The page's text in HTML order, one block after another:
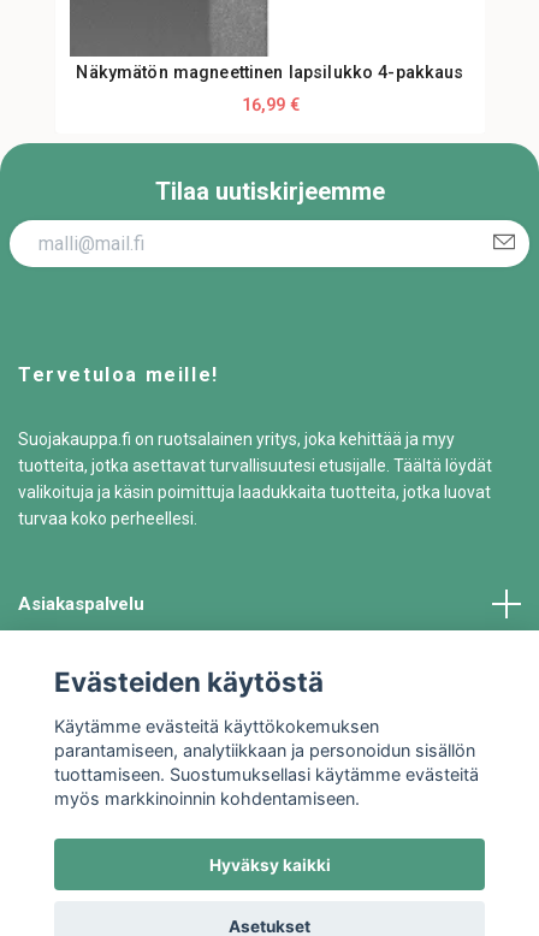
Näkymätön magneettinen lapsilukko 4-pakkaus
16,99 €
Tilaa uutiskirjeemme
Tervetuloa meille!
Suojakauppa.fi on ruotsalainen yritys, joka kehittää ja myy
tuotteita, jotka asettavat turvallisuutesi etusijalle. Täältä löydät
valikoituja ja käsin poimittuja laadukkaita tuotteita, jotka luovat
turvaa koko perheellesi.
Asiakaspalvelu
Tiedot
© 2026 Suojakauppa.fi
Evästeiden käytöstä
Käytämme evästeitä käyttökokemuksen
parantamiseen, analytiikkaan ja personoidun sisällön
tuottamiseen. Suostumuksellasi käytämme evästeitä
myös markkinoinnin kohdentamiseen.
Hyväksy kaikki
Asetukset